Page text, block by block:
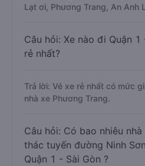
Lạt ơi, Phương Trang, An Anh
Câu hỏi: Xe nào đi Quận
rẻ nhất?
Trả lời: Vé xe rẻ nhất có mức
nhà xe Phương Trang.
Câu hỏi: Có bao nhiêu
thác tuyến đường Ninh
Quận 1 - Sài Gòn ?